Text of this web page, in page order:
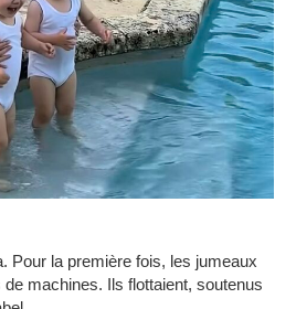
Pour la première fois, les jumeaux
de machines. Ils flottaient, soutenus